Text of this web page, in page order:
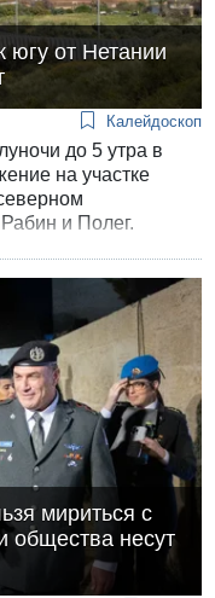
югу от Нетании
Калейдоскоп
до 5 утра в
на участке
и Полег.
мириться с
общества несут